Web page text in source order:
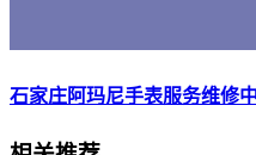
石家庄阿玛尼手表服务维修